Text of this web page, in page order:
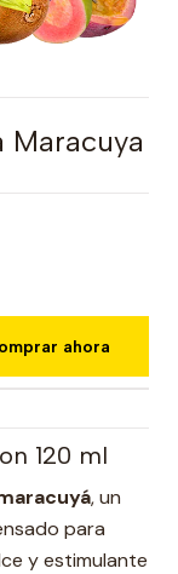
Maracuya
ahora
120 ml
, un
para
y estimulante